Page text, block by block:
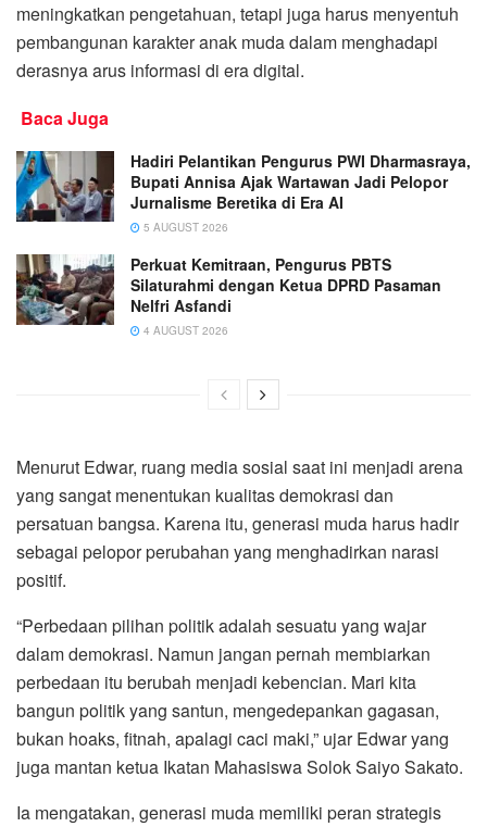
meningkatkan pengetahuan, tetapi juga harus menyentuh
pembangunan karakter anak muda dalam menghadapi
derasnya arus informasi di era digital.
Baca Juga
Hadiri Pelantikan Pengurus PWI Dharmasraya,
Bupati Annisa Ajak Wartawan Jadi Pelopor
Jurnalisme Beretika di Era AI
5 AUGUST 2026
Perkuat Kemitraan, Pengurus PBTS
Silaturahmi dengan Ketua DPRD Pasaman
Nelfri Asfandi
4 AUGUST 2026
Menurut Edwar, ruang media sosial saat ini menjadi arena
yang sangat menentukan kualitas demokrasi dan
persatuan bangsa. Karena itu, generasi muda harus hadir
sebagai pelopor perubahan yang menghadirkan narasi
positif.
“Perbedaan pilihan politik adalah sesuatu yang wajar
dalam demokrasi. Namun jangan pernah membiarkan
perbedaan itu berubah menjadi kebencian. Mari kita
bangun politik yang santun, mengedepankan gagasan,
bukan hoaks, fitnah, apalagi caci maki,” ujar Edwar yang
juga mantan ketua Ikatan Mahasiswa Solok Saiyo Sakato.
Ia mengatakan, generasi muda memiliki peran strategis